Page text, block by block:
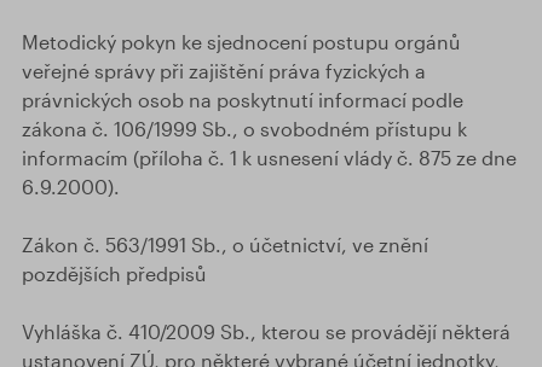
Metodický pokyn ke sjednocení postupu orgánů
veřejné správy při zajištění práva fyzických a
právnických osob na poskytnutí informací podle
zákona č. 106/1999 Sb., o svobodném přístupu k
informacím (příloha č. 1 k usnesení vlády č. 875 ze dne
6.9.2000).
Zákon č. 563/1991 Sb., o účetnictví, ve znění
pozdějších předpisů
Vyhláška č. 410/2009 Sb., kterou se provádějí některá
ustanovení ZÚ, pro některé vybrané účetní jednotky,